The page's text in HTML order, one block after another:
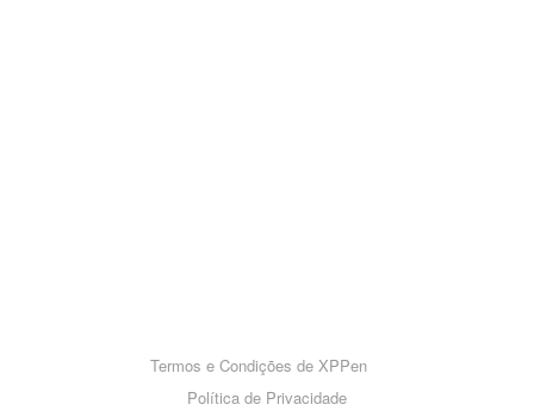
Termos e Condições de XPPen
Política de Privacidade